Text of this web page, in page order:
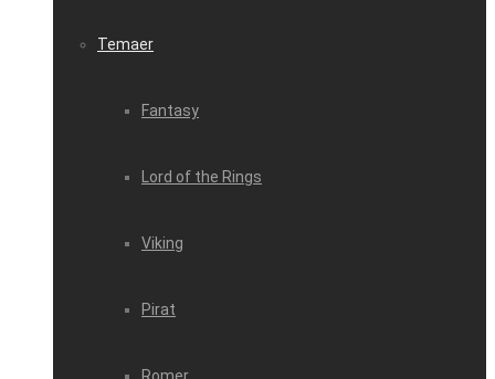
Temaer
Fantasy
Lord of the Rings
Viking
Pirat